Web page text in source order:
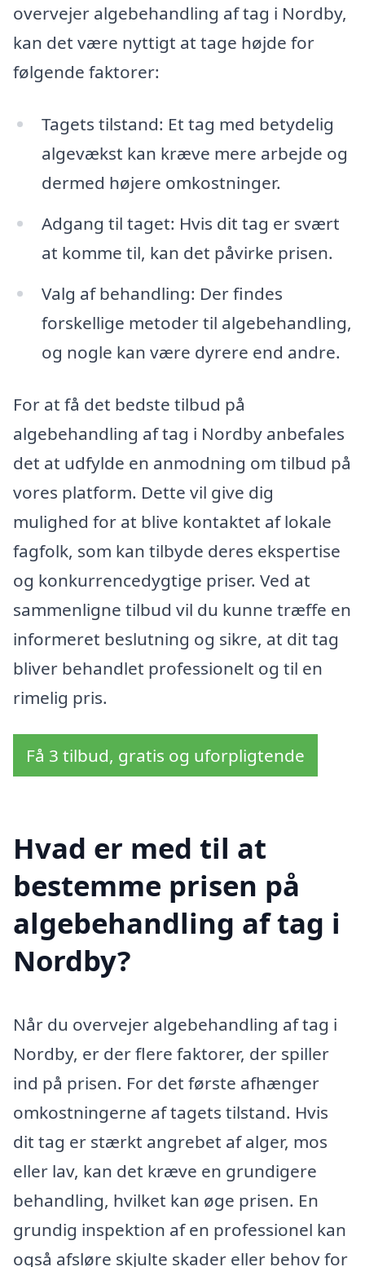
overvejer algebehandling af tag i Nordby,
kan det være nyttigt at tage højde for
følgende faktorer:
Tagets tilstand: Et tag med betydelig
algevækst kan kræve mere arbejde og
dermed højere omkostninger.
Adgang til taget: Hvis dit tag er svært
at komme til, kan det påvirke prisen.
Valg af behandling: Der findes
forskellige metoder til algebehandling,
og nogle kan være dyrere end andre.
For at få det bedste tilbud på
algebehandling af tag i Nordby anbefales
det at udfylde en anmodning om tilbud på
vores platform. Dette vil give dig
mulighed for at blive kontaktet af lokale
fagfolk, som kan tilbyde deres ekspertise
og konkurrencedygtige priser. Ved at
sammenligne tilbud vil du kunne træffe en
informeret beslutning og sikre, at dit tag
bliver behandlet professionelt og til en
rimelig pris.
Få 3 tilbud, gratis og uforpligtende
Hvad er med til at
bestemme prisen på
algebehandling af tag i
Nordby?
Når du overvejer algebehandling af tag i
Nordby, er der flere faktorer, der spiller
ind på prisen. For det første afhænger
omkostningerne af tagets tilstand. Hvis
dit tag er stærkt angrebet af alger, mos
eller lav, kan det kræve en grundigere
behandling, hvilket kan øge prisen. En
grundig inspektion af en professionel kan
også afsløre skjulte skader eller behov for